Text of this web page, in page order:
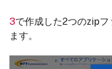
3で作成した2つのzip
ます。